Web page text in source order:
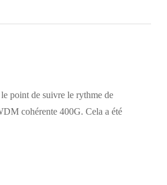
point de suivre le rythme de
cohérente 400G. Cela a été